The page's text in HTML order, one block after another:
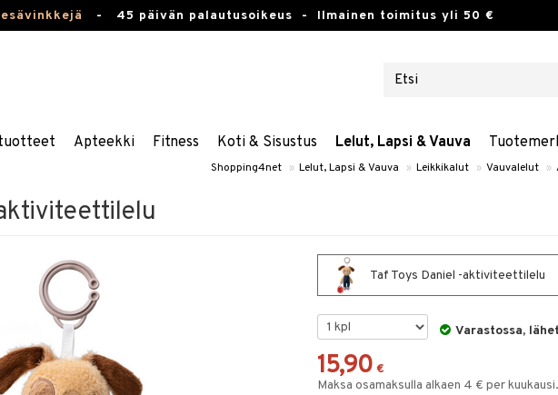
- 45 päivän palautusoikeus - Ilmainen toimitus yli 50 €
Apteekki Fitness Koti & Sisustus Lelut, Lapsi & Vauva
Shopping4net » Lelut, Lapsi & Vauva » Leikkikalut » Vauvalelut »
Taf Toys Daniel -aktiviteettilelu
Varastossa,
15,90 €
Maksa osamaksulla alkaen 4 € per kuukausi.